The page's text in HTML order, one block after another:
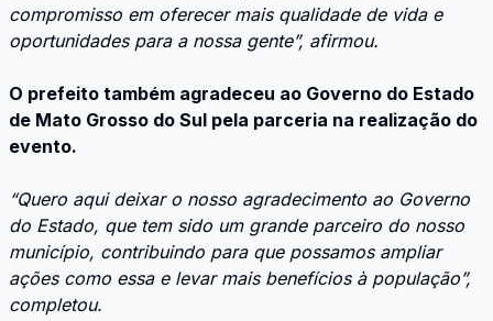
compromisso em oferecer mais qualidade de vida e
oportunidades para a nossa gente”, afirmou.
O prefeito também agradeceu ao Governo do Estado
de Mato Grosso do Sul pela parceria na realização do
evento.
“Quero aqui deixar o nosso agradecimento ao Governo
do Estado, que tem sido um grande parceiro do nosso
município, contribuindo para que possamos ampliar
ações como essa e levar mais benefícios à população”,
completou.